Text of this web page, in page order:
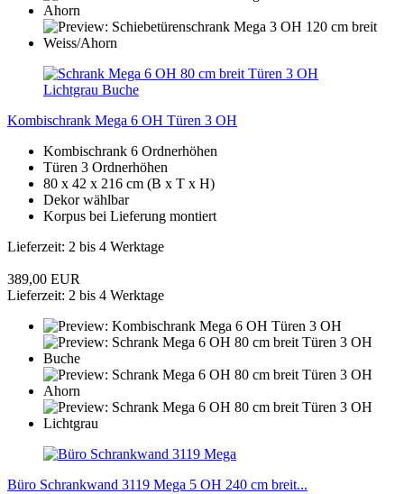
Kombischrank Mega 6 OH Türen 3 OH
Kombischrank 6 Ordnerhöhen
Türen 3 Ordnerhöhen
80 x 42 x 216 cm (B x T x H)
Dekor wählbar
Korpus bei Lieferung montiert
Lieferzeit: 2 bis 4 Werktage
389,00 EUR
Lieferzeit: 2 bis 4 Werktage
Büro Schrankwand 3119 Mega 5 OH 240 cm breit...